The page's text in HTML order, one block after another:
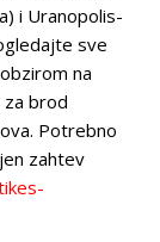
i Uranopolis-
sve
na
brod
Potrebno
zahtev